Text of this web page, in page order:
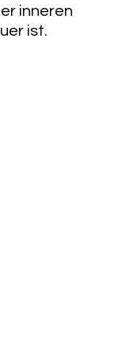
inneren
ist.